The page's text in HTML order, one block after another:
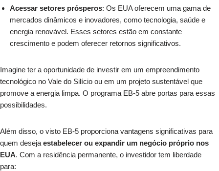
Acessar setores prósperos: Os EUA oferecem uma gama de
mercados dinâmicos e inovadores, como tecnologia, saúde e
energia renovável. Esses setores estão em constante
crescimento e podem oferecer retornos significativos.
Imagine ter a oportunidade de investir em um empreendimento
tecnológico no Vale do Silício ou em um projeto sustentável que
promove a energia limpa. O programa EB-5 abre portas para essas
possibilidades.
Além disso, o visto EB-5 proporciona vantagens significativas para
quem deseja estabelecer ou expandir um negócio próprio nos
EUA. Com a residência permanente, o investidor tem liberdade
para: